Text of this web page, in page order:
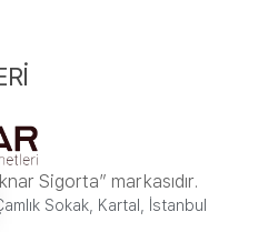
Sigorta” markasıdır.
Sokak, Kartal, İstanbul